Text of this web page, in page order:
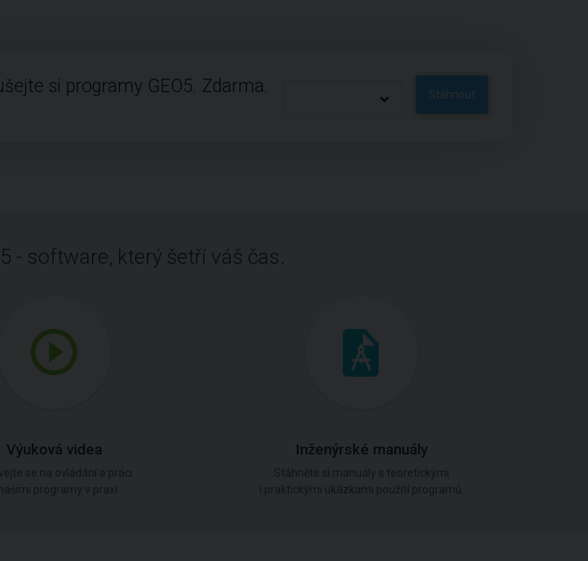
si programy GEO5. Zdarma. Stáhnout
- software, který šetří váš čas.
Výuková videa Inženýrské manuály